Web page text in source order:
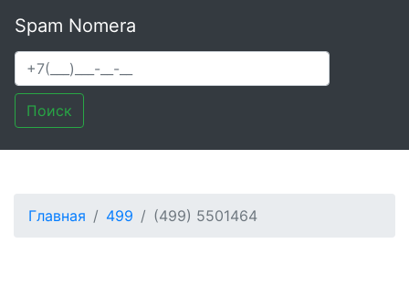
Spam Nomera
Поиск
Главная 499 (499) 5501464